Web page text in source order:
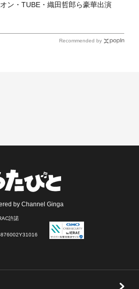
ン・TUBE・織田哲郎ら豪華出演
Recommended by
by Channel Ginga
許諾